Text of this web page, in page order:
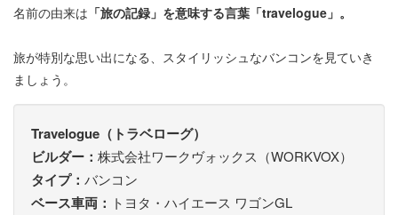
名前の由来は 「旅の記録」を意味する言葉「travelogue」。
旅が特別な思い出になる、スタイリッシュなバンコンを見ていき
ましょう。
Travelogue（トラベローグ）
ビルダー： 株式会社ワークヴォックス（WORKVOX）
タイプ： バンコン
ベース車両： トヨタ・ハイエース ワゴンGL